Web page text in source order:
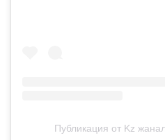
Публикация от Kz